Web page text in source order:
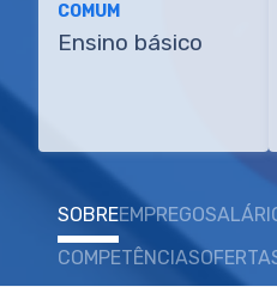
COMUM
Ensino básico
SOBREEMPREGO
COMPETÊNCIAS